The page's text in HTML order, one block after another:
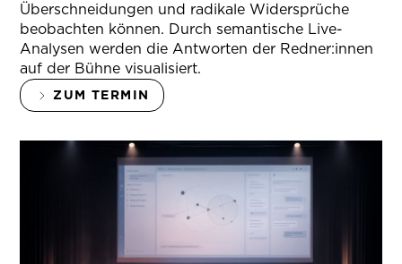
Überschneidungen und radikale Widersprüche
beobachten können. Durch semantische Live-
Analysen werden die Antworten der Redner:innen
auf der Bühne visualisiert.
ZUM TERMIN